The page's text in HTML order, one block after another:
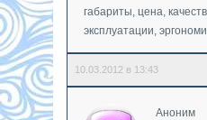
габариты, цена,
эксплуатации,
10.03.2012 в 13:43
Аноним